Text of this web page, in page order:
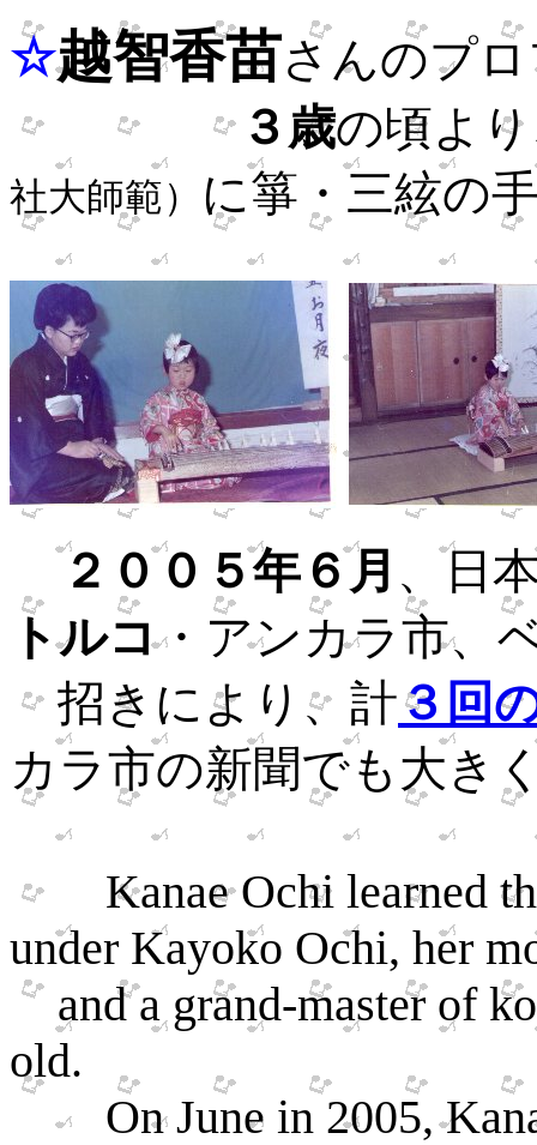
☆越智香苗さんのプ
３歳の頃よ
社大師範） に箏・三絃の
２００５年６月 、日
トルコ・アンカラ市、
招きにより、計３回
カラ市の新聞でも大き
Kanae Ochi learned
under Kayoko Ochi, her
and a grand-master of
old.
On June in 2005,